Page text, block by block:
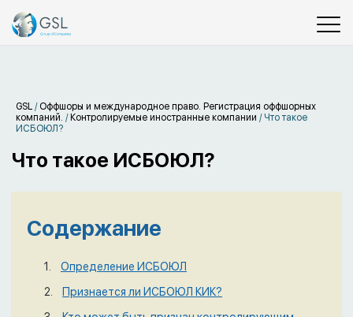
GSL / Оффшоры и международное право. Регистрация оффшорных
компаний. / Контролируемые иностранные компании /Что такое
ИСБОЮЛ?
Что такое ИСБОЮЛ?
Содержание
Определение ИСБОЮЛ
Признается ли ИСБОЮЛ КИК?